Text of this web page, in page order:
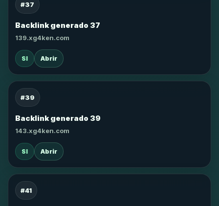
#37
Backlink generado 37
139.xg4ken.com
SI Abrir
#39
Backlink generado 39
143.xg4ken.com
SI Abrir
#41